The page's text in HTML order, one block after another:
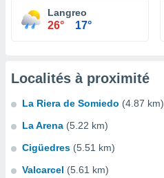
Langreo
26° 17°
Localités à proximité
La Riera de Somiedo (4.87 km)
La Arena (5.22 km)
Cigüedres (5.51 km)
Valcarcel (5.61 km)